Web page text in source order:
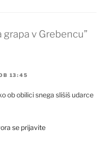
grapa v Grebencu”
13:45
ob obilici snega slišiš udarce
se prijavite